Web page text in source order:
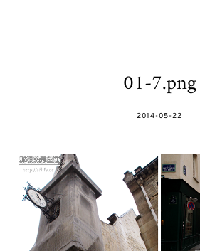
01-7.png
POSTED
2014-05-22